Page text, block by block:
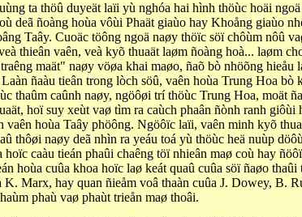
ta thöû duyeät laïi yù nghóa hai hình thöùc hoäi
deã ñoàng hoùa vôùi Phaät giaùo hay Khoång giaùo
Taây. Cuoäc töông ngoä naøy thöïc söï chôùm nôû
thieân vaên, veà kyõ thuaät laøm ñoàng hoà... laøm
maät" naøy vöøa khai maøo, ñaõ bò nhöõng
ñaàu tieân trong lòch söû, vaên hoùa Trung Hoa
thaûm caûnh naøy, ngöôøi trí thöùc Trung Hoa, moät
hoï suy xeùt vaø tìm ra caùch phaân ñònh ranh
hoùa Taây phöông. Ngöôïc laïi, vaên minh kyõ
thôøi naøy deã nhìn ra yeáu toá yù thöùc heä nuùp
caàu tieán phaûi chaêng töï nhieân maø coù hay
hoùa cuûa khoa hoïc laø keát quaû cuûa söï ñaøo
Marx, hay quan ñieåm voâ thaàn cuûa J. Dowey, B.
phaù vaø phaùt trieån maø thoâi.